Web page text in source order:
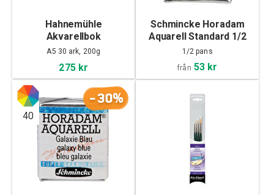
Hahnemühle
Akvarellbok
Watercolour Book A5
Liggande
A5 30 ark, 200g
275 kr
Schmincke Horadam
Aquarell Standard 1/2
pans
1/2 pans
från 53 kr
-30%
40